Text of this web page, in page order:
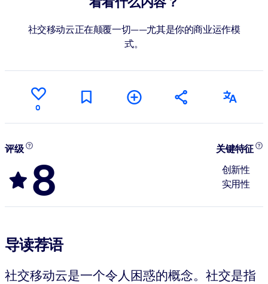
社交移动云正在颠覆一切——尤其是你的商业运作模
式。
0
评级
8
关键特征
创新性
实用性
导读荐语
社交移动云是一个令人困惑的概念。社交是指